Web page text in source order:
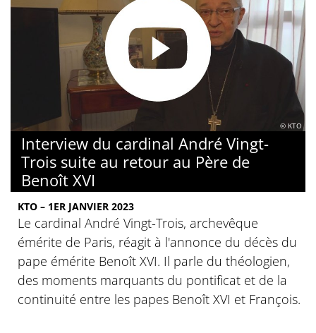
© KTO
Interview du cardinal André Vingt-
Trois suite au retour au Père de
Benoît XVI
KTO – 1ER JANVIER 2023
Le cardinal André Vingt-Trois, archevêque
émérite de Paris, réagit à l'annonce du décès du
pape émérite Benoît XVI. Il parle du théologien,
des moments marquants du pontificat et de la
continuité entre les papes Benoît XVI et François.